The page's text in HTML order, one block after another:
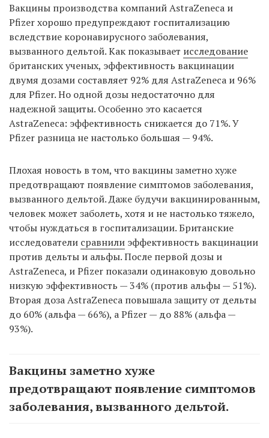
Вакцины производства компаний AstraZeneca и
Pfizer хорошо предупреждают госпитализацию
вследствие коронавирусного заболевания,
вызванного дельтой. Как показывает исследование
британских ученых, эффективность вакцинации
двумя дозами составляет 92% для AstraZeneca и 96%
для Pfizer. Но одной дозы недостаточно для
надежной защиты. Особенно это касается
AstraZeneca: эффективность снижается до 71%. У
Pfizer разница не настолько большая — 94%.
Плохая новость в том, что вакцины заметно хуже
предотвращают появление симптомов заболевания,
вызванного дельтой. Даже будучи вакцинированным,
человек может заболеть, хотя и не настолько тяжело,
чтобы нуждаться в госпитализации. Британские
исследователи сравнили эффективность вакцинации
против дельты и альфы. После первой дозы и
AstraZeneca, и Pfizer показали одинаковую довольно
низкую эффективность — 34% (против альфы — 51%).
Вторая доза AstraZeneca повышала защиту от дельты
до 60% (альфа — 66%), а Pfizer — до 88% (альфа —
93%).
Вакцины заметно хуже
предотвращают появление симптомов
заболевания, вызванного дельтой.